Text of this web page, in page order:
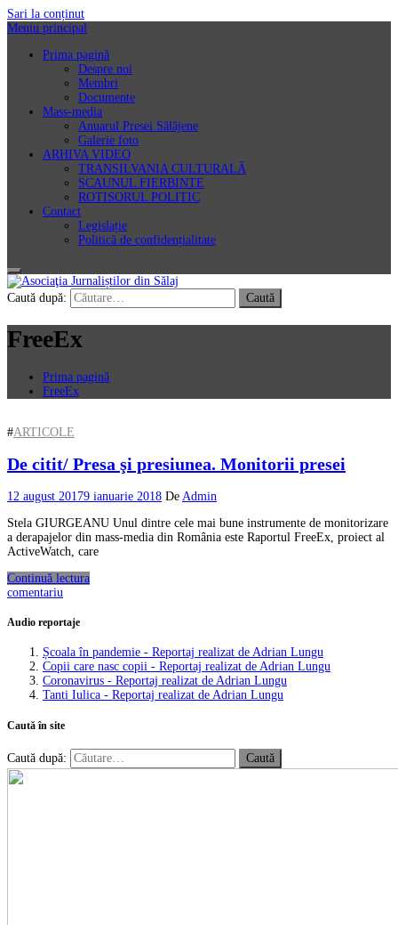
Sari la conținut
Meniu principal
Prima pagină
Despre noi
Membri
Documente
Mass-media
Anuarul Presei Sălăjene
Galerie foto
ARHIVA VIDEO
TRANSILVANIA CULTURALĂ
SCAUNUL FIERBINTE
ROTISORUL POLITIC
Contact
Legislație
Politică de confidențialitate
Asociaţia Jurnaliștilor din Sălaj
Caută după:
FreeEx
Prima pagină
FreeEx
#ARTICOLE
De citit/ Presa şi presiunea. Monitorii presei
12 august 20179 ianuarie 2018 De Admin
Stela GIURGEANU Unul dintre cele mai bune instrumente de monitorizare
a derapajelor din mass-media din România este Raportul FreeEx, proiect al
ActiveWatch, care
Continuă lectura
comentariu
Audio reportaje
Școala în pandemie - Reportaj realizat de Adrian Lungu
Copii care nasc copii - Reportaj realizat de Adrian Lungu
Coronavirus - Reportaj realizat de Adrian Lungu
Tanti Iulica - Reportaj realizat de Adrian Lungu
Caută în site
Caută după: